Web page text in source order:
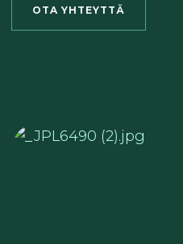
OTA YHTEYTTÄ